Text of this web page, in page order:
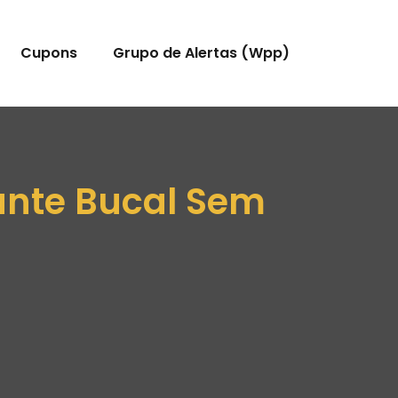
Cupons Grupo de Alertas (Wpp)
Bucal Sem